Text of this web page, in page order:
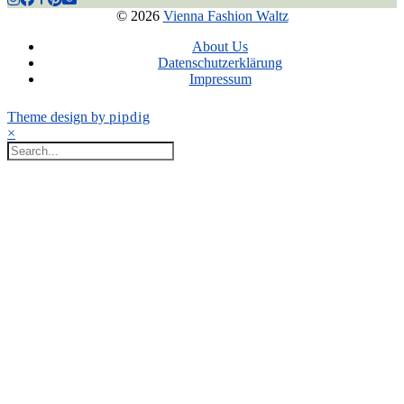
© 2026 Vienna Fashion Waltz
About Us
Datenschutzerklärung
Impressum
Theme design by pipdig
×